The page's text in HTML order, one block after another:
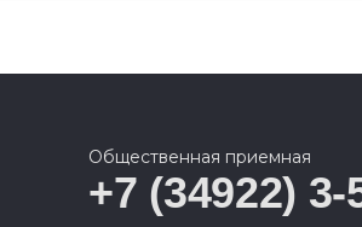
Общественная приемная
+7 (34922) 3-